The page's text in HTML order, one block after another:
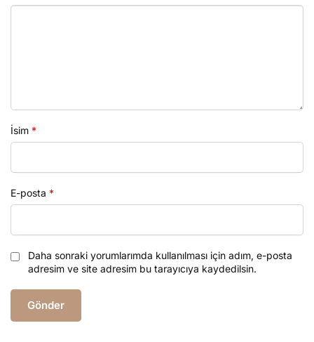
İsim *
E-posta *
Daha sonraki yorumlarımda kullanılması için adım, e-posta
adresim ve site adresim bu tarayıcıya kaydedilsin.